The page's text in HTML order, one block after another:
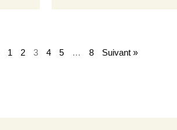
1 2 3 4 5 … 8 Suivant »